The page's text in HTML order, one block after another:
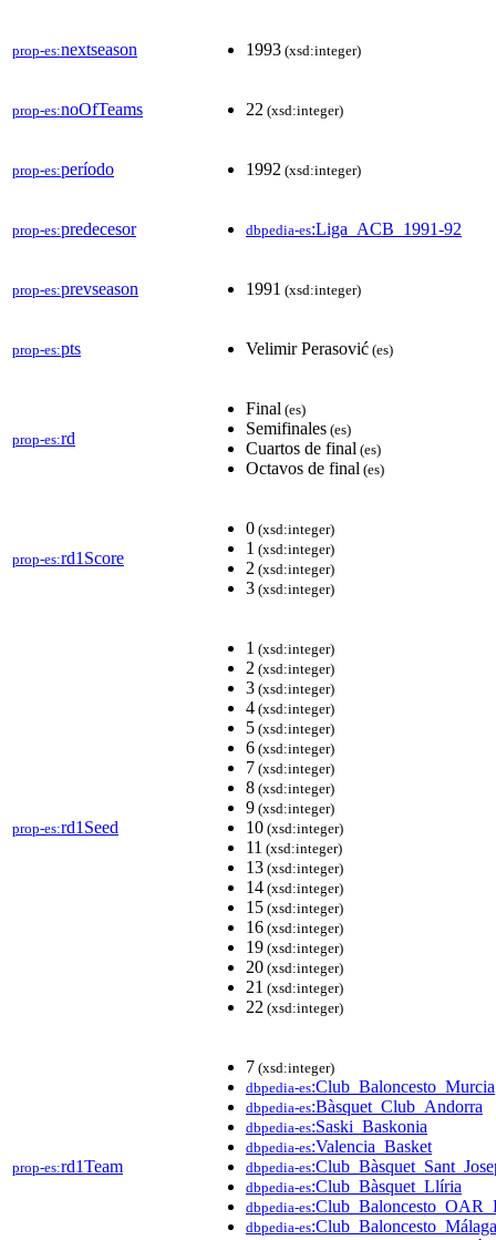
prop-es:nextseason 1993 (xsd:integer)
prop-es:noOfTeams 22 (xsd:integer)
prop-es:período 1992 (xsd:integer)
prop-es:predecesor dbpedia-es:Liga_ACB_1991-92
prop-es:prevseason 1991 (xsd:integer)
prop-es:pts Velimir Perasović (es)
prop-es:rd
Final (es)
Semifinales (es)
Cuartos de final (es)
Octavos de final (es)
prop-es:rd1Score
0 (xsd:integer)
1 (xsd:integer)
2 (xsd:integer)
3 (xsd:integer)
prop-es:rd1Seed
1 (xsd:integer)
2 (xsd:integer)
3 (xsd:integer)
4 (xsd:integer)
5 (xsd:integer)
6 (xsd:integer)
7 (xsd:integer)
8 (xsd:integer)
9 (xsd:integer)
10 (xsd:integer)
11 (xsd:integer)
13 (xsd:integer)
14 (xsd:integer)
15 (xsd:integer)
16 (xsd:integer)
19 (xsd:integer)
20 (xsd:integer)
21 (xsd:integer)
22 (xsd:integer)
prop-es:rd1Team
7 (xsd:integer)
dbpedia-es:Club_Baloncesto_Murcia
dbpedia-es:Bàsquet_Club_Andorra
dbpedia-es:Saski_Baskonia
dbpedia-es:Valencia_Basket
dbpedia-es
dbpedia-es:Club_Bàsquet_Llíria
dbpedia-es
dbpedia-es:Club_Baloncesto_Málaga